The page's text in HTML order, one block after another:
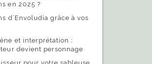
en 2025 ?
d’Envoludia grâce à vos
et interprétation :
devient personnage